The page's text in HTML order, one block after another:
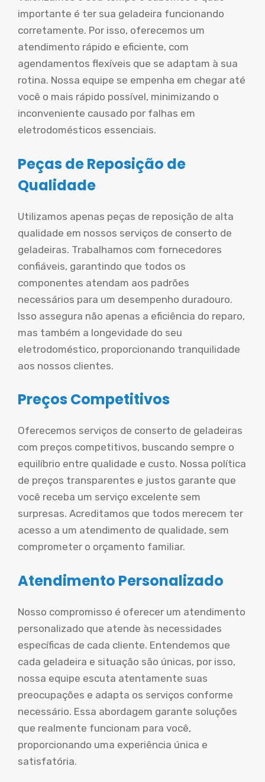
importante é ter sua geladeira funcionando
corretamente. Por isso, oferecemos um
atendimento rápido e eficiente, com
agendamentos flexíveis que se adaptam à sua
rotina. Nossa equipe se empenha em chegar até
você o mais rápido possível, minimizando o
inconveniente causado por falhas em
eletrodomésticos essenciais.
Peças de Reposição de
Qualidade
Utilizamos apenas peças de reposição de alta
qualidade em nossos serviços de conserto de
geladeiras. Trabalhamos com fornecedores
confiáveis, garantindo que todos os
componentes atendam aos padrões
necessários para um desempenho duradouro.
Isso assegura não apenas a eficiência do reparo,
mas também a longevidade do seu
eletrodoméstico, proporcionando tranquilidade
aos nossos clientes.
Preços Competitivos
Oferecemos serviços de conserto de geladeiras
com preços competitivos, buscando sempre o
equilíbrio entre qualidade e custo. Nossa política
de preços transparentes e justos garante que
você receba um serviço excelente sem
surpresas. Acreditamos que todos merecem ter
acesso a um atendimento de qualidade, sem
comprometer o orçamento familiar.
Atendimento Personalizado
Nosso compromisso é oferecer um atendimento
personalizado que atende às necessidades
específicas de cada cliente. Entendemos que
cada geladeira e situação são únicas, por isso,
nossa equipe escuta atentamente suas
preocupações e adapta os serviços conforme
necessário. Essa abordagem garante soluções
que realmente funcionam para você,
proporcionando uma experiência única e
satisfatória.